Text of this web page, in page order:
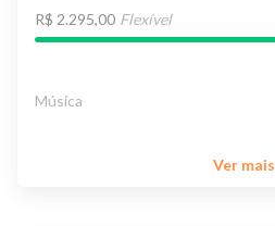
R$ 2.295,00 Flexível
Música
Ver mais